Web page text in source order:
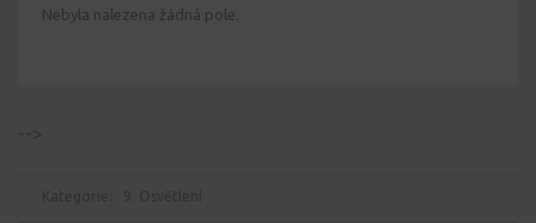
Nebyla nalezena žádná pole.